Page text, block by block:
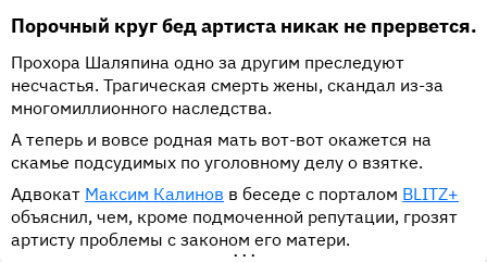
Порочный круг бед артиста никак не прервется.
Прохора Шаляпина одно за другим преследуют
несчастья. Трагическая смерть жены, скандал из-за
многомиллионного наследства.
А теперь и вовсе родная мать вот-вот окажется на
скамье подсудимых по уголовному делу о взятке.
Адвокат Максим Калинов в беседе с порталом BLITZ+
объяснил, чем, кроме подмоченной репутации, грозят
артисту проблемы с законом его матери.
•••